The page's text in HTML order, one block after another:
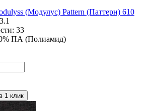
(Модулус) Pattern (Паттерн) 610
3.1
33
ПА (Полиамид)
1 клик